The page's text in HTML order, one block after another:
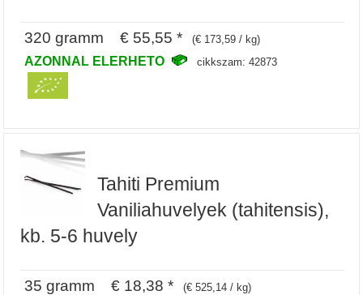
320 gramm € 55,55 * (€ 173,59 / kg)
AZONNAL ELERHETO cikkszam: 42873
Tahiti Premium
Vaniliahuvelyek (tahitensis),
kb. 5-6 huvely
35 gramm € 18,38 * (€ 525,14 / kg)